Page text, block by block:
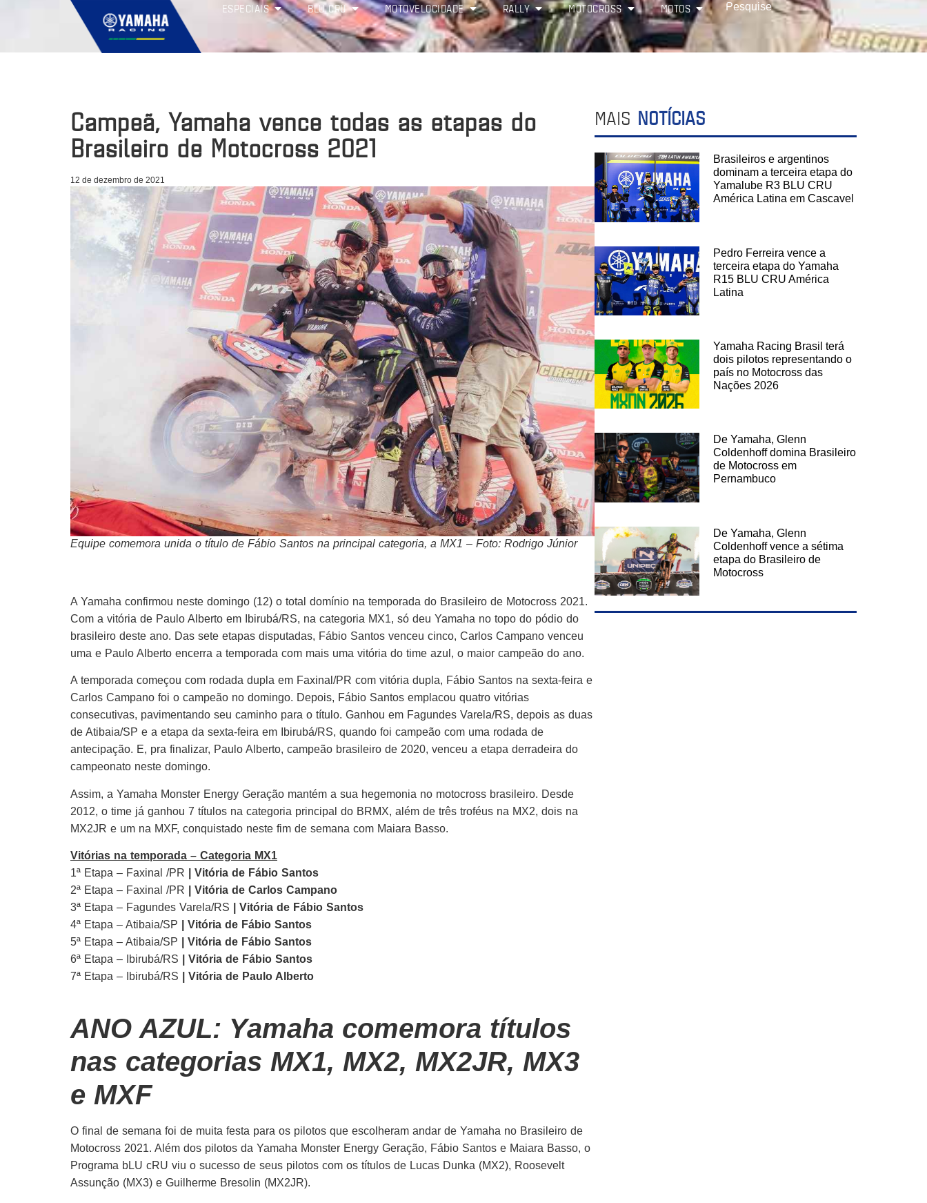
ESPECIAIS BLU CRU MOTOVELOCIDADE RALLY MOTOCROSS MOTOS
Campeã, Yamaha vence todas as etapas do
Brasileiro de Motocross 2021
12 de dezembro de 2021
Equipe comemora unida o título de Fábio Santos na principal categoria, a MX1 – Foto: Rodrigo Júnior
A Yamaha confirmou neste domingo (12) o total domínio na temporada do Brasileiro de Motocross 2021.
Com a vitória de Paulo Alberto em Ibirubá/RS, na categoria MX1, só deu Yamaha no topo do pódio do
brasileiro deste ano. Das sete etapas disputadas, Fábio Santos venceu cinco, Carlos Campano venceu
uma e Paulo Alberto encerra a temporada com mais uma vitória do time azul, o maior campeão do ano.
A temporada começou com rodada dupla em Faxinal/PR com vitória dupla, Fábio Santos na sexta-feira e
Carlos Campano foi o campeão no domingo. Depois, Fábio Santos emplacou quatro vitórias
consecutivas, pavimentando seu caminho para o título. Ganhou em Fagundes Varela/RS, depois as duas
de Atibaia/SP e a etapa da sexta-feira em Ibirubá/RS, quando foi campeão com uma rodada de
antecipação. E, pra finalizar, Paulo Alberto, campeão brasileiro de 2020, venceu a etapa derradeira do
campeonato neste domingo.
Assim, a Yamaha Monster Energy Geração mantém a sua hegemonia no motocross brasileiro. Desde
2012, o time já ganhou 7 títulos na categoria principal do BRMX, além de três troféus na MX2, dois na
MX2JR e um na MXF, conquistado neste fim de semana com Maiara Basso.
Vitórias na temporada – Categoria MX1
1ª Etapa – Faxinal /PR
| Vitória de Fábio Santos
2ª Etapa – Faxinal /PR
| Vitória de Carlos Campano
3ª Etapa – Fagundes Varela/RS
| Vitória de Fábio Santos
4ª Etapa – Atibaia/SP
| Vitória de Fábio Santos
5ª Etapa – Atibaia/SP
| Vitória de Fábio Santos
6ª Etapa – Ibirubá/RS
| Vitória de Fábio Santos
7ª Etapa – Ibirubá/RS
| Vitória de Paulo Alberto
ANO AZUL: Yamaha comemora títulos
nas categorias MX1, MX2, MX2JR, MX3
e MXF
O final de semana foi de muita festa para os pilotos que escolheram andar de Yamaha no Brasileiro de
Motocross 2021. Além dos pilotos da Yamaha Monster Energy Geração, Fábio Santos e Maiara Basso, o
Programa bLU cRU viu o sucesso de seus pilotos com os títulos de Lucas Dunka (MX2), Roosevelt
Assunção (MX3) e Guilherme Bresolin (MX2JR).
MAIS NOTÍCIAS
Brasileiros e argentinos
dominam a terceira etapa do
Yamalube R3 BLU CRU
América Latina em Cascavel
Pedro Ferreira vence a
terceira etapa do Yamaha
R15 BLU CRU América
Latina
Yamaha Racing Brasil terá
dois pilotos representando o
país no Motocross das
Nações 2026
De Yamaha, Glenn
Coldenhoff domina Brasileiro
de Motocross em
Pernambuco
De Yamaha, Glenn
Coldenhoff vence a sétima
etapa do Brasileiro de
Motocross